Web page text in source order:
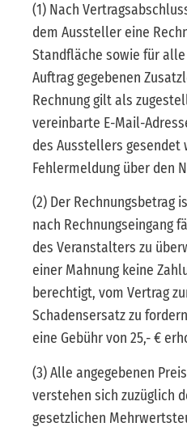
(1) Nach
dem Aussteller eine
Standfläche sowie für
Auftrag gegebenen
Rechnung gilt als
vereinbarte E-Mail-
des Ausstellers gesendet
Fehlermeldung über den
(2) Der Rechnungsbetrag
nach Rechnungseingang
des Veranstalters zu
einer Mahnung keine
berechtigt, vom Vertrag
Schadensersatz zu
eine Gebühr von 25,- €
(3) Alle angegebenen
verstehen sich zuzüglich
gesetzlichen